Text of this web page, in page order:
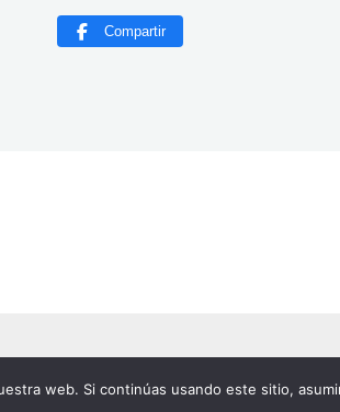
Compartir
web. Si continúas usando este sitio,